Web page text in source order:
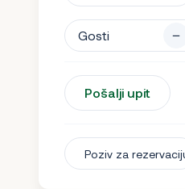
Gosti
Pošalji upit
Poziv za